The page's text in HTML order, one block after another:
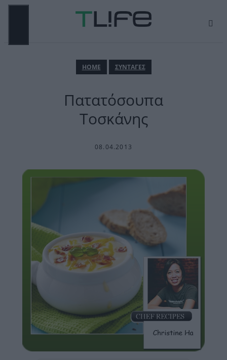
Μετάβαση
ΗΟΜΕ ΣΥΝΤΑΓΕΣ
Πατατόσουπα
Τοσκάνης
08.04.2013